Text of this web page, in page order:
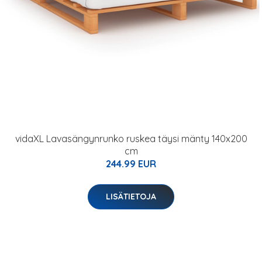
vidaXL Lavasängynrunko ruskea täysi mänty 140x200
cm
244.99 EUR
LISÄTIETOJA